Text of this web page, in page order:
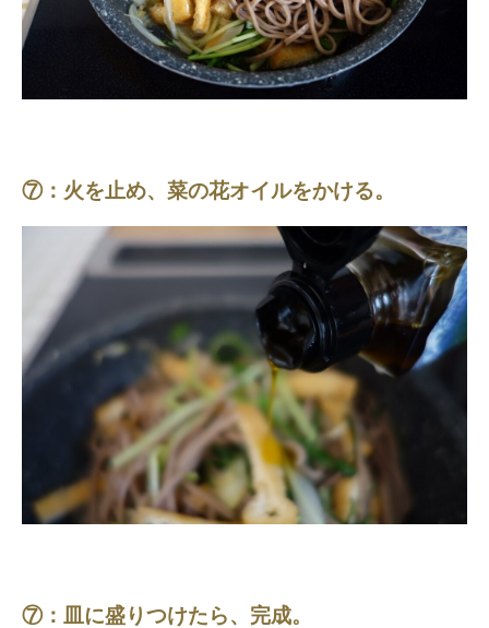
⑦：火を止め、菜の花オイルをかける。
⑦：皿に盛りつけたら、完成。